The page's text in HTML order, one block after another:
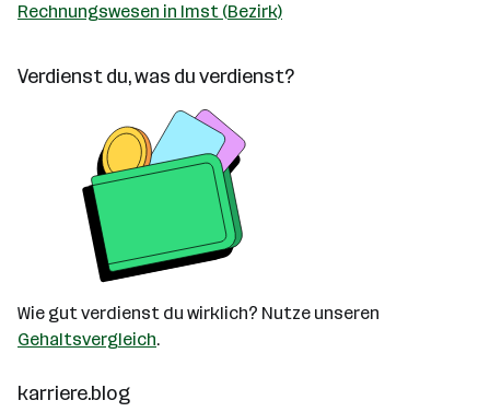
Rechnungswesen in Imst (Bezirk)
Verdienst du, was du verdienst?
Wie gut verdienst du wirklich? Nutze unseren
Gehaltsvergleich.
karriere.blog